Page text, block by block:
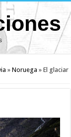
» Noruega » El glaciar